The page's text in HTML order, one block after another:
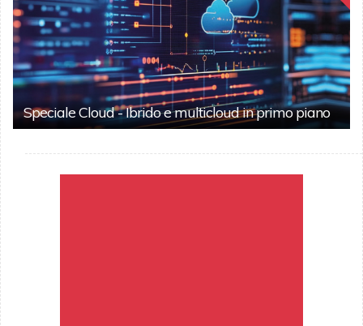
Speciale Cloud - Ibrido e multicloud in primo piano